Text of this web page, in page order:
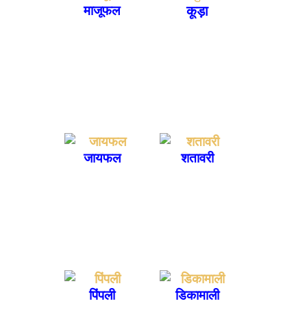
माजूफल कूड़ा
जायफल शतावरी
पिंपली डिकामाली